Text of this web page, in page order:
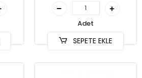
Adet
SEPETE EKLE